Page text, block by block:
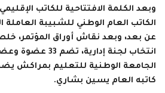
وبعد الكلمة الافتتاحية للكاتب
الكاتب العام الوطني للشبيبة العاملة
عن بعد، وبعد نقاش أوراق المؤتمر،
انتخاب لجنة
كاتبه العام يسين بشاري.